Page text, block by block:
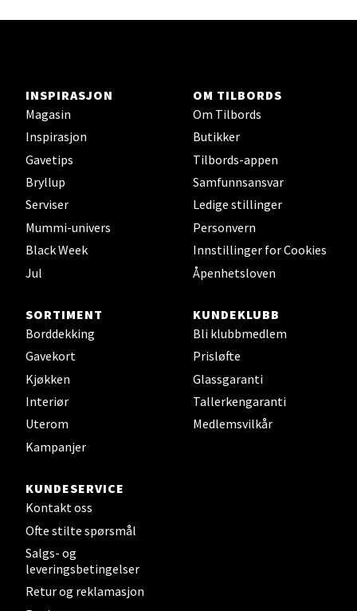
INSPIRASJON
Magasin
Inspirasjon
Gavetips
Bryllup
Serviser
Mummi-univers
Black Week
Jul
OM TILBORDS
Om Tilbords
Butikker
Tilbords-appen
Samfunnsansvar
Ledige stillinger
Personvern
Innstillinger for Cookies
Åpenhetsloven
SORTIMENT
Borddekking
Gavekort
Kjøkken
Interiør
Uterom
Kampanjer
KUNDEKLUBB
Bli klubbmedlem
Prisløfte
Glassgaranti
Tallerkengaranti
Medlemsvilkår
KUNDESERVICE
Kontakt oss
Ofte stilte spørsmål
Salgs- og
leveringsbetingelser
Retur og reklamasjon
Sortland - Sortland Storsenter
0 i butikk
Steinkjer - Thon Senter Steinkjer
Sjøfartsgata 2, 7714 Steinkjer
Leirvik - Stord
0 i butikk